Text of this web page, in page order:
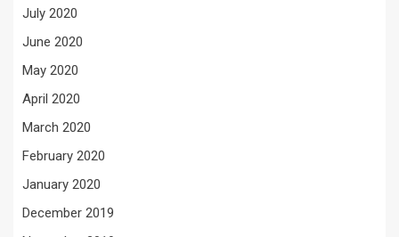
July 2020
June 2020
May 2020
April 2020
March 2020
February 2020
January 2020
December 2019